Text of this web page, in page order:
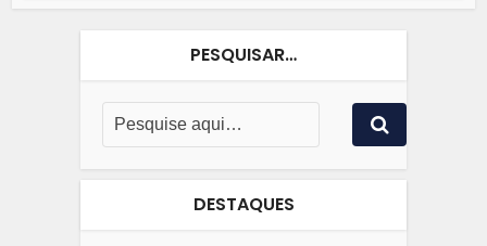
PESQUISAR…
DESTAQUES